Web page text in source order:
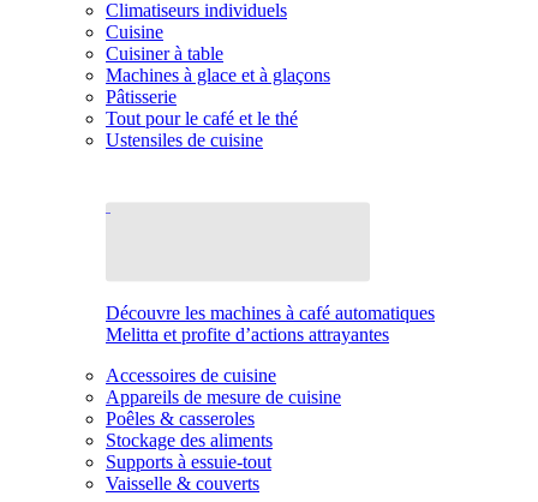
Climatiseurs individuels
Cuisine
Cuisiner à table
Machines à glace et à glaçons
Pâtisserie
Tout pour le café et le thé
Ustensiles de cuisine
Découvre les machines à café automatiques
Melitta et profite d’actions attrayantes
Accessoires de cuisine
Appareils de mesure de cuisine
Poêles & casseroles
Stockage des aliments
Supports à essuie-tout
Vaisselle & couverts